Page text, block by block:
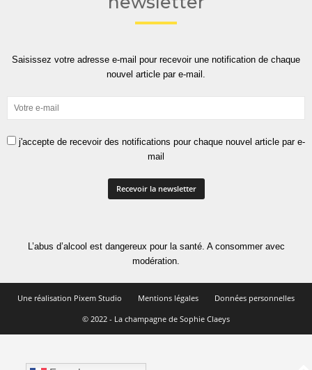
Saisissez votre adresse e-mail pour recevoir une notification de chaque
nouvel article par e-mail.
j'accepte de recevoir des notifications pour chaque nouvel article par e-
mail
L’abus d’alcool est dangereux pour la santé. A consommer avec
modération.
Une réalisation Pixem Studio Mentions légales
Données personnelles
© 2022 - La champagne de Sophie Claeys